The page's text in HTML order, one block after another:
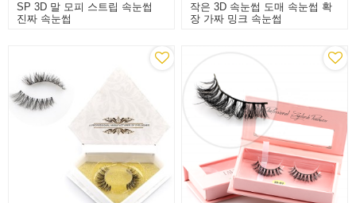
SP 3D 말 모피 스트립 속눈썹
진짜 속눈썹
작은 3D 속눈썹 도매 속눈썹 확
장 가짜 밍크 속눈썹